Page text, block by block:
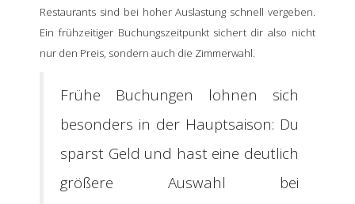
Restaurants sind bei hoher Auslastung schnell vergeben.
Ein frühzeitiger Buchungszeitpunkt sichert dir also nicht
nur den Preis, sondern auch die Zimmerwahl.
Frühe Buchungen lohnen sich
besonders in der Hauptsaison: Du
sparst Geld und hast eine deutlich
größere Auswahl bei